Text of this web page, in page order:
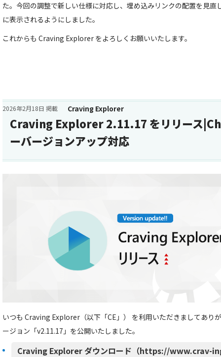
た。今回の調整で新しい仕様に対応し、埋め込みリンクの配置を見直
に表示されるようにしました。
これからも Craving Explorer をよろしくお願いいたします。
Craving Explorer
2026年2月18日 掲載
Craving Explorer 2.11.17 をリリース
ーバージョンアップ対応
いつも Craving Explorer（以下「CE」） を利用いただきましてあり
ージョン「v2.11.17」を公開いたしました。
Craving Explorer ダウンロード（https://www.crav-